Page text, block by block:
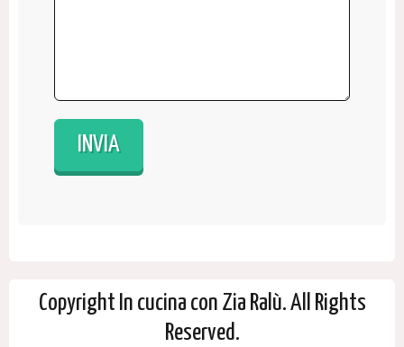
Copyright In cucina con Zia Ralù. All Rights
Reserved.